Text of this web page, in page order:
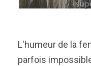
L'humeur de la
parfois